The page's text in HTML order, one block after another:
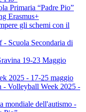
Primaria “Padre Pio”
Erasmus+
gli schemi con il
- Scuola Secondaria di
19-23 Maggio
2025 - 17-25 maggio
- Volleyball Week 2025 -
mondiale dell'autismo -